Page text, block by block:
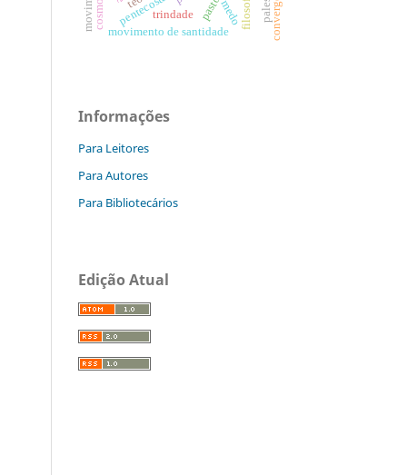
pentecostal
movimento de santidade
trindade medo
Informações
Para Leitores
Para Autores
Para Bibliotecários
Edição Atual